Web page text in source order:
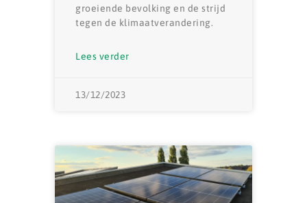
groeiende bevolking en de strijd
tegen de klimaatverandering.
Lees verder
13/12/2023